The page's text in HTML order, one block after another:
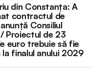
din Constanța: A
contractul de
Consiliul
Proiectul de 23
euro trebuie să fie
la finalul anului 2029